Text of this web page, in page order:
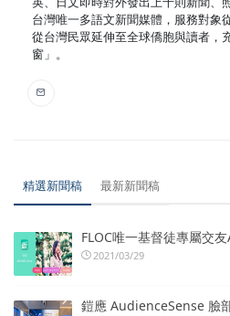
台灣唯一多語文新聞媒體，服務對象
從台灣民眾延伸至全球僑胞與讀者，
窗」。
精選新聞稿 最新新聞稿
FLOC唯一基督徒專屬交
2021/03/29
鎧應 AudienceSense 臉